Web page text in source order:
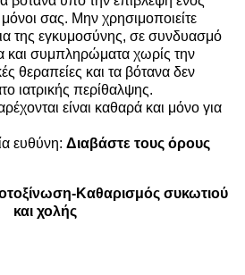
μόνοι σας. Μην χρησιμοποιείτε
της εγκυμοσύνης, σε συνδυασμό
και συμπληρώματα χωρίς την
θεραπείες και τα βότανα δεν
ιατρικής περίθαλψης.
είναι καθαρά και μόνο για
ευθύνη: Διαβάστε τους όρους
Καθαρισμός συκωτιού
και χολής